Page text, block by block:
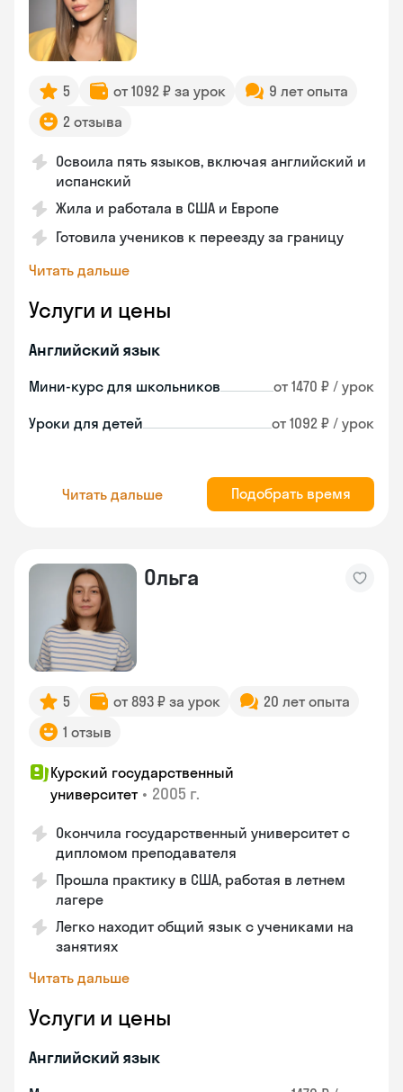
5 от 1092 ₽ за урок
9 лет опыта
2 отзыва
Освоила пять языков, включая английский и
испанский
Жила и работала в США и Европе
Готовила учеников к переезду за границу
Читать дальше
Услуги и цены
Английский язык
Мини-курс для школьников от 1470 ₽ / урок
Уроки для детей от 1092 ₽ / урок
Читать дальше Подобрать время
Ольга
5 от 893 ₽ за урок
20 лет опыта
1 отзыв
Курский государственный
университет • 2005 г.
Окончила государственный университет с
дипломом преподавателя
Прошла практику в США, работая в летнем
лагере
Легко находит общий язык с учениками на
занятиях
Читать дальше
Услуги и цены
Английский язык